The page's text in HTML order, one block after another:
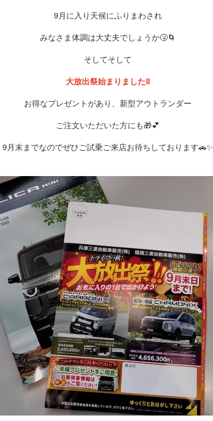
9月に入り天候にふりまわされ
みなさま体調は大丈夫でしょうか🤧🌀
そしてそして
大放出祭始まりました❕❕
お得なプレゼントがあり、新型アウトランダー
ご注文いただいた方にも🎁💕
9月末までなのでぜひご試乗ご来店お待ちしております🚗✨